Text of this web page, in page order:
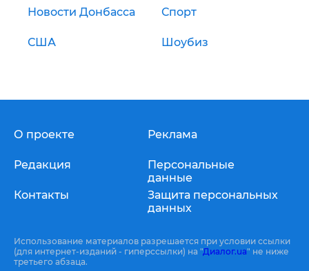
Новости Донбасса Спорт
США Шоубиз
О проекте
Редакция
Контакты
Реклама
Персональные
данные
Защита персональных
данных
Использование материалов разрешается при условии ссылки
(для интернет-изданий - гиперссылки) на "Диалог.ua" не ниже
третьего абзаца.